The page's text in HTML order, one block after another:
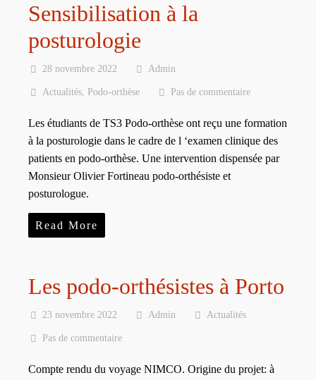
Sensibilisation à la
posturologie
28 novembre 2022 Admin
Actualités Podo-orthèse Pas de commentaire
Les étudiants de TS3 Podo-orthèse ont reçu une formation
à la posturologie dans le cadre de l ‘examen clinique des
patients en podo-orthèse. Une intervention dispensée par
Monsieur Olivier Fortineau podo-orthésiste et
posturologue.
Read More
Les podo-orthésistes à Porto
23 novembre 2022 Admin Actualités
Pas de commentaire
Compte rendu du voyage NIMCO. Origine du projet: à